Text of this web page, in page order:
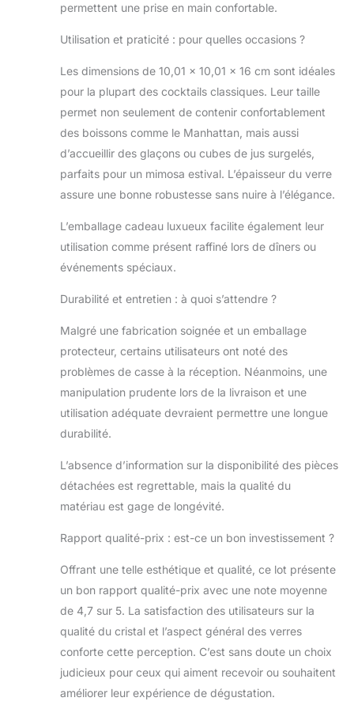
fabriquée à partir
de verre cristal
ultra transparent
100 % sans
vos boissons
préférées en toute
sécurité. Brillance
et élégance des
cristal fin,
méticuleusement
améliorer un
cocktail élaboré. ✔
la main : ce ne
verres à cocktail
typiques,
fabriqués à la
machine,
basiques et bon
marché fabriqués
possible. Chaque
verre est formé de
magistrale et
soufflé à la main
en utilisant des
traditionnelles. Le
bord fin et lisse
est conçu pour
améliorer chaque
grillant avec votre
boisson préférée,
permettent une prise en main confortable.
Utilisation et praticité : pour quelles occasions ?
Les dimensions de 10,01 x 10,01 x 16 cm sont idéales
pour la plupart des cocktails classiques. Leur taille
permet non seulement de contenir confortablement
des boissons comme le Manhattan, mais aussi
d’accueillir des glaçons ou cubes de jus surgelés,
parfaits pour un mimosa estival. L’épaisseur du verre
assure une bonne robustesse sans nuire à l’élégance.
L’emballage cadeau luxueux facilite également leur
utilisation comme présent raffiné lors de dîners ou
événements spéciaux.
Durabilité et entretien : à quoi s’attendre ?
Malgré une fabrication soignée et un emballage
protecteur, certains utilisateurs ont noté des
problèmes de casse à la réception. Néanmoins, une
manipulation prudente lors de la livraison et une
utilisation adéquate devraient permettre une longue
durabilité.
L’absence d’information sur la disponibilité des pièces
détachées est regrettable, mais la qualité du
matériau est gage de longévité.
Rapport qualité-prix : est-ce un bon investissement ?
Offrant une telle esthétique et qualité, ce lot présente
un bon rapport qualité-prix avec une note moyenne
de 4,7 sur 5. La satisfaction des utilisateurs sur la
qualité du cristal et l’aspect général des verres
conforte cette perception. C’est sans doute un choix
judicieux pour ceux qui aiment recevoir ou souhaitent
améliorer leur expérience de dégustation.